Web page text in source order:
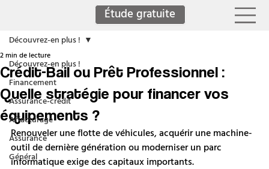
Étude gratuite
Découvrez-en plus !
Financement
Assurance-crédit
Affacturage
Assurance
Général
Découvrez-en plus !
Crédit-Bail ou Prêt Professionnel :
Quelle stratégie pour financer vos
équipements ?
2 min de lecture
Renouveler une flotte de véhicules, acquérir une machine-
outil de dernière génération ou moderniser un parc
informatique exige des capitaux importants.